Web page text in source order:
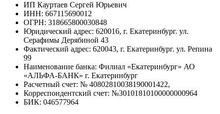
ИП Кауртаев Сергей Юрьевич
ИНН: 667115690012
ОГРН: 318665800030848
Юридический адрес: 620016, г. Екатеринбург. ул.
Серафимы Дерябиной 43
Фактический адрес: 620043, г. Екатеринбург. ул. Репина
99
Наименование банка: Филиал «Екатеринбург» АО
«АЛЬФА-БАНК» г. Екатеринбург
Расчетный счет: № 40802810038190001422,
Корреспондентский счет: №30101810100000000964
БИК: 046577964